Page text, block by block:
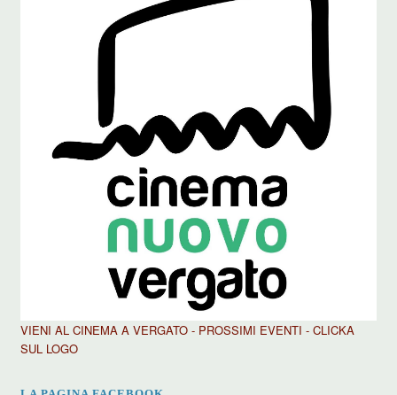
VIENI AL CINEMA A VERGATO - PROSSIMI EVENTI - CLICKA
SUL LOGO